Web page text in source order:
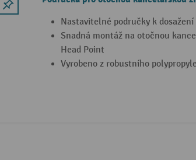
Nastavitelné područky k
Snadná montáž na otočnou
Head Point
Vyrobeno z robustního